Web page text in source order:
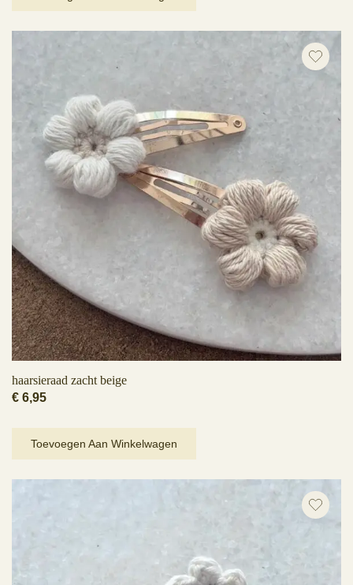
haarsieraad zacht beige
€ 6,95
Toevoegen Aan Winkelwagen